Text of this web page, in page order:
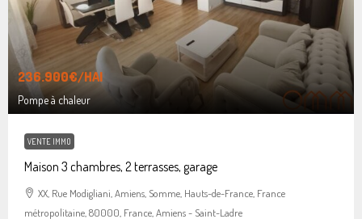
236.900€/HAI
Pompe à chaleur
VENTE IMMO
Maison 3 chambres, 2 terrasses, garage
XX, Rue Modigliani, Amiens, Somme, Hauts-de-France, France
métropolitaine, 80000, France, Amiens - Saint-Ladre